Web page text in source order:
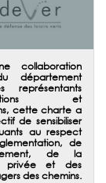
collaboration
département
représentants
et
cette charte a
de sensibiliser
au respect
de
de la
privée et des
des chemins.